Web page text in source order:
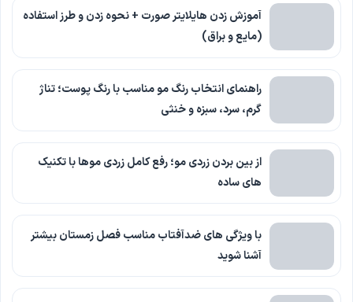
آموزش زدن هایلایتر صورت + نحوه زدن و طرز استفاده
(مایع و براق)
راهنمای انتخاب رنگ مو مناسب با رنگ پوست؛ تناژ
گرم، سرد، سبزه و خنثی
از بین بردن زردی مو؛ رفع کامل زردی موها با تکنیک
های ساده
با ویژگی های ضدآفتاب مناسب فصل زمستان بیشتر
آشنا شوید